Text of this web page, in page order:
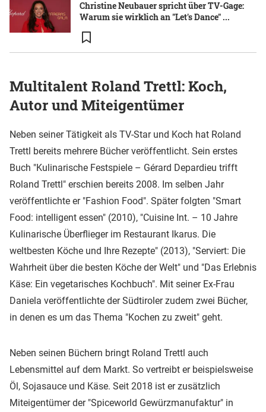
Christine Neubauer spricht über TV-Gage:
Warum sie wirklich an "Let's Dance" ...
Multitalent Roland Trettl: Koch,
Autor und Miteigentümer
Neben seiner Tätigkeit als TV-Star und Koch hat Roland
Trettl bereits mehrere Bücher veröffentlicht. Sein erstes
Buch "Kulinarische Festspiele – Gérard Depardieu trifft
Roland Trettl" erschien bereits 2008. Im selben Jahr
veröffentlichte er "Fashion Food". Später folgten "Smart
Food: intelligent essen" (2010), "Cuisine Int. – 10 Jahre
Kulinarische Überflieger im Restaurant Ikarus. Die
weltbesten Köche und Ihre Rezepte" (2013), "Serviert: Die
Wahrheit über die besten Köche der Welt" und "Das Erlebnis
Käse: Ein vegetarisches Kochbuch". Mit seiner Ex-Frau
Daniela veröffentlichte der Südtiroler zudem zwei Bücher,
in denen es um das Thema "Kochen zu zweit" geht.
Neben seinen Büchern bringt Roland Trettl auch
Lebensmittel auf dem Markt. So vertreibt er beispielsweise
Öl, Sojasauce und Käse. Seit 2018 ist er zusätzlich
Miteigentümer der "Spiceworld Gewürzmanufaktur" in